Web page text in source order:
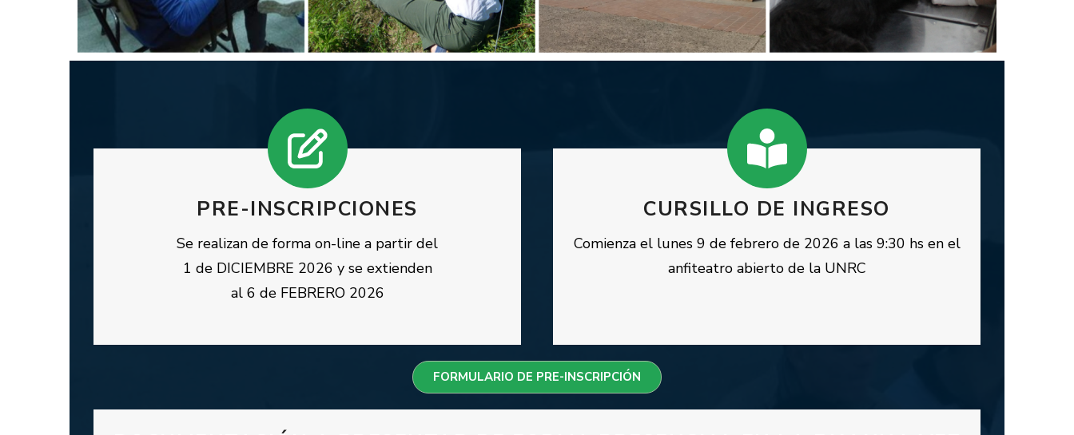
PRE-INSCRIPCIONES
Se realizan de forma on-line a partir del
1 de DICIEMBRE 2026 y se extienden
al 6 de FEBRERO 2026
CURSILLO DE INGRESO
Comienza el lunes 9 de febrero de 2026 a las 9:30 hs en el
anfiteatro abierto de la UNRC
FORMULARIO DE PRE-INSCRIPCIÓN